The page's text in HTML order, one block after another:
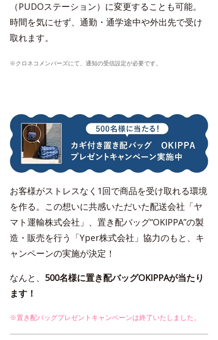
（PUDOステーション）に変更することも可能。
時間を気にせず、通勤・通学途中や外出先で受け
取れます。
※クロネコメンバーズにて、通知の受信設定が必要です。
お客様がストレスなく1回で商品を受け取れる環境
を作る。この想いに共感いただいた配送会社「ヤ
マト運輸株式会社」、置き配バッグ“OKIPPA”の製
造・販売を行う「Yper株式会社」協力のもと、キ
ャンペーンの実施が決定！
なんと、 500名様に置き配バッグOKIPPAが当たり
ます！
※置き配バッグプレゼントキャンペーンは終了いたしました。